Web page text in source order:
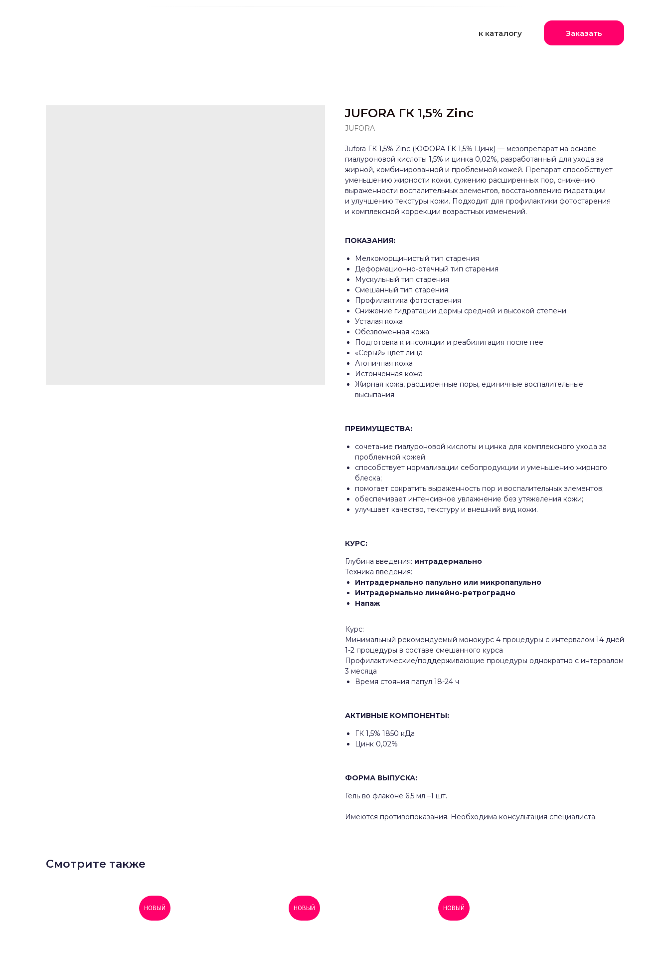
к каталогу Заказать
JUFORA ГК 1,5% Zinc
JUFORA
Jufora ГК 1,5% Zinc (ЮФОРА ГК 1,5% Цинк) — мезопрепарат на основе
гиалуроновой кислоты 1,5% и цинка 0,02%, разработанный для ухода за
жирной, комбинированной и проблемной кожей. Препарат способствует
уменьшению жирности кожи, сужению расширенных пор, снижению
выраженности воспалительных элементов, восстановлению гидратации
и улучшению текстуры кожи. Подходит для профилактики фотостарения
и комплексной коррекции возрастных изменений.
ПОКАЗАНИЯ:
Мелкоморщинистый тип старения
Деформационно-отечный тип старения
Мускульный тип старения
Смешанный тип старения
Профилактика фотостарения
Снижение гидратации дермы средней и высокой степени
Усталая кожа
Обезвоженная кожа
Подготовка к инсоляции и реабилитация после нее
«Серый» цвет лица
Атоничная кожа
Истонченная кожа
Жирная кожа, расширенные поры, единичные воспалительные
высыпания
ПРЕИМУЩЕСТВА:
сочетание гиалуроновой кислоты и цинка для комплексного ухода за
проблемной кожей;
способствует нормализации себопродукции и уменьшению жирного
блеска;
помогает сократить выраженность пор и воспалительных элементов;
обеспечивает интенсивное увлажнение без утяжеления кожи;
улучшает качество, текстуру и внешний вид кожи.
КУРС:
Глубина введения: интрадермально
Техника введения:
Интрадермально папульно или микропапульно
Интрадермально линейно-ретроградно
Напаж
Курс:
Минимальный рекомендуемый монокурс 4 процедуры с интервалом 14 дней
1-2 процедуры в составе смешанного курса
Профилактические/поддерживающие процедуры однократно с интервалом
3 месяца
Время стояния папул 18-24 ч
АКТИВНЫЕ КОМПОНЕНТЫ:
ГК 1,5% 1850 кДа
Цинк 0,02%
ФОРМА ВЫПУСКА:
Гель во флаконе 6,5 мл –1 шт.
Имеются противопоказания. Необходима консультация специалиста.
Смотрите также
НОВЫЙ НОВЫЙ НОВЫЙ